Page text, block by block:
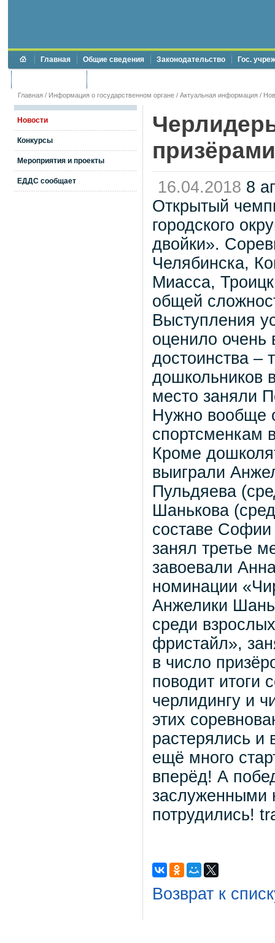
Главная Общие сведения Законодательство Гос.
Главная / Информация о государственном органе / Актуальная информация /
Новости
Конкурсы
Мероприятия и проекты
ЕДДС сообщает 16.04.2018 8
Открытый
городского
двойки».
Челябинска,
Миасса,
общей
Выступления
оценило очень
достоинства –
дошкольников
место заняли
Нужно вообще
спортсменкам
Кроме
выиграли
Пульдяева
Шанькова
составе
занял третье
завоевали
номинации
Анжелики
среди
фристайл»,
в число
поводит итоги
черлидингу и
этих
растерялись и
ещё много
вперёд! А
заслуженными
потрудились!
Возврат к